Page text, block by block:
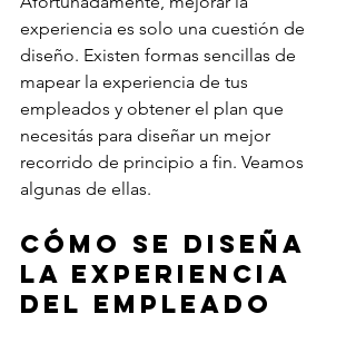
experiencia es solo una cuestión de
diseño. Existen formas sencillas de
mapear la experiencia de tus
empleados y obtener el plan que
necesitás para diseñar un mejor
recorrido de principio a fin. Veamos
algunas de ellas.
Cómo se diseña
la experiencia
del empleado